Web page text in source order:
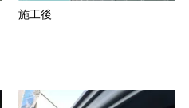
施工後